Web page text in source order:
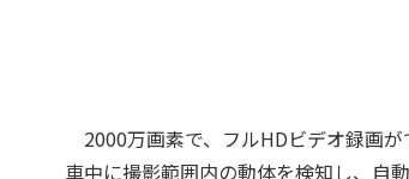
2000万画素で、フルHDビデオ録画
車中に撮影範囲内の動体を検知し、自